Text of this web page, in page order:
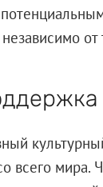
от
всего мира.